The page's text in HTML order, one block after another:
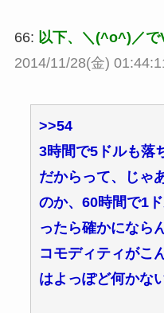
66: 以下、＼(^o^)／で
2014/11/28(金)
>>54
3時間で5ドルも落
だからって、じゃ
のか、60時間で1
ったら確かになら
コモディティがこ
はよっぽど何かな